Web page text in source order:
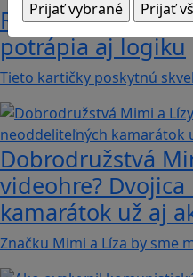
Rébusy sú
potrápia aj logiku
Tieto kartičky poskytnú
Dobrodružstvá
videohre?
kamarátok už aj
Značku Mimi a Líza by sme